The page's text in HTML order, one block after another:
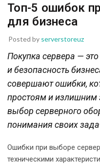
Топ-5 ошибок
для бизнеса
Posted by serverstoreuz
Покупка сервера —
и безопасность
совершают ошибки,
простоям и
выбор серверного
понимания своих
Ошибки при выборе
техническими